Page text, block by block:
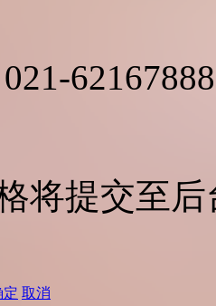
021-62167888
将提交至
定 取消